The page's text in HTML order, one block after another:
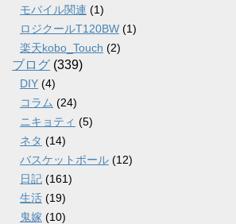
モバイル関連 (1)
ロジクールT120BW (1)
楽天kobo_Touch (2)
ブログ (339)
DIY (4)
コラム (24)
ニキョティ (5)
ネタ (14)
バスケットボール (12)
日記 (161)
生活 (19)
鬼嫁 (10)